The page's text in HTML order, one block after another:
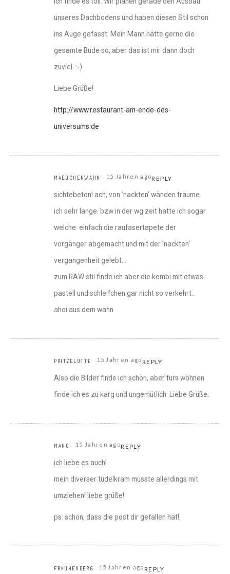
unseres Dachbodens und haben diesen Stil schon
ins Auge gefasst. Mein Mann hätte gerne die
gesamte Bude so, aber das ist mir dann doch
zuviel. :-)
Liebe Grüße!
http://www.restaurant-am-ende-des-
universums.de
MAEDCHENWAHN 15 Jahren agoREPLY
sichtebeton! ach, von ’nackten‘ wänden träume
ich sehr lange. bzw in der wg zeit hatte ich sogar
welche. einfach die raufasertapete der
vorgänger abgemacht und mit der ’nackten‘
vergangenheit gelebt…
zum RAW stil finde ich aber die kombi mit etwas
pastell und schleifchen gar nicht so verkehrt..
ahoi aus dem wahn
PRITZELOTTE 15 Jahren agoREPLY
Also die Bilder finde ich schön, aber fürs wohnen
finde ich es zu karg und ungemütlich. Liebe Grüße.
MANO 15 Jahren agoREPLY
ich liebe es auch!
mein diverser tüdelkram müsste allerdings mit
umziehen! liebe grüße!
ps: schön, dass die post dir gefallen hat!
FRAUHEUBERG 15 Jahren agoREPLY